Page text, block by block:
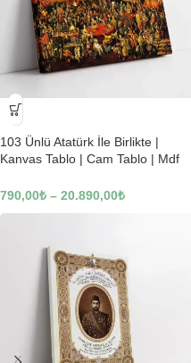
-23%
103 Ünlü Atatürk İle Birlikte |
Kanvas Tablo | Cam Tablo | Mdf
790,00₺ – 20.890,00₺